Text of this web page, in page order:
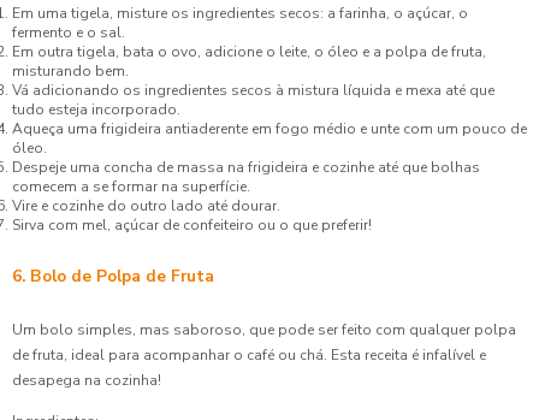
Em uma tigela, misture os ingredientes secos: a farinha, o açúcar, o
fermento e o sal.
Em outra tigela, bata o ovo, adicione o leite, o óleo e a polpa de fruta,
misturando bem.
Vá adicionando os ingredientes secos à mistura líquida e mexa até que
tudo esteja incorporado.
Aqueça uma frigideira antiaderente em fogo médio e unte com um pouco de
óleo.
Despeje uma concha de massa na frigideira e cozinhe até que bolhas
comecem a se formar na superfície.
Vire e cozinhe do outro lado até dourar.
Sirva com mel, açúcar de confeiteiro ou o que preferir!
6. Bolo de Polpa de Fruta
Um bolo simples, mas saboroso, que pode ser feito com qualquer polpa
de fruta, ideal para acompanhar o café ou chá. Esta receita é infalível e
desapega na cozinha!